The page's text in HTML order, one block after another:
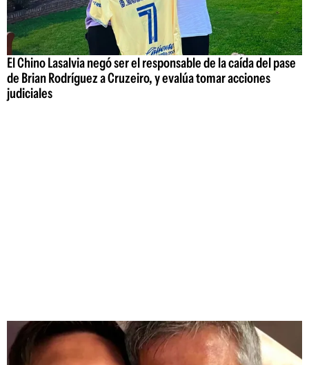
El Chino Lasalvia negó ser el responsable de la caída del pase
de Brian Rodríguez a Cruzeiro, y evalúa tomar acciones
judiciales